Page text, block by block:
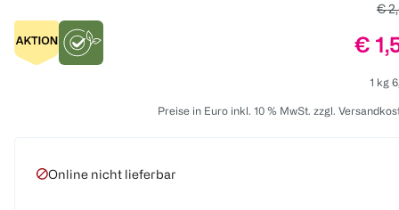
€
€
1 kg
Preise in Euro inkl. 10 % MwSt. zzgl.
Online nicht lieferbar